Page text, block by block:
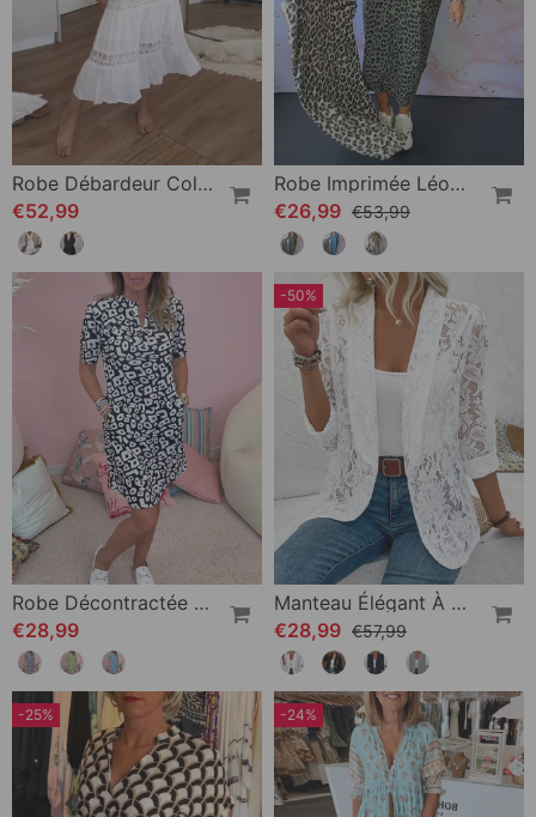
Robe Débardeur Col V En Dentelle
€52,99
Robe Imprimée Léopard À Manches Courtes Et Col V
€26,99 €53,99
Robe Décontractée À Col En V Et Poche Imprimée
€28,99
-50%
Manteau Élégant À Revers En Dentelle Florale De Couleur Unie
€28,99 €57,99
-25% -24%